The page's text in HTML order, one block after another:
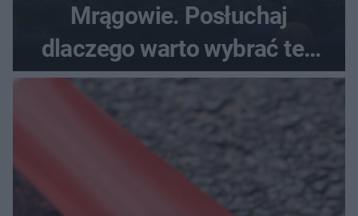
Mrągowie. Posłuchaj
dlaczego warto wybrać ten
kierunek na urlop!